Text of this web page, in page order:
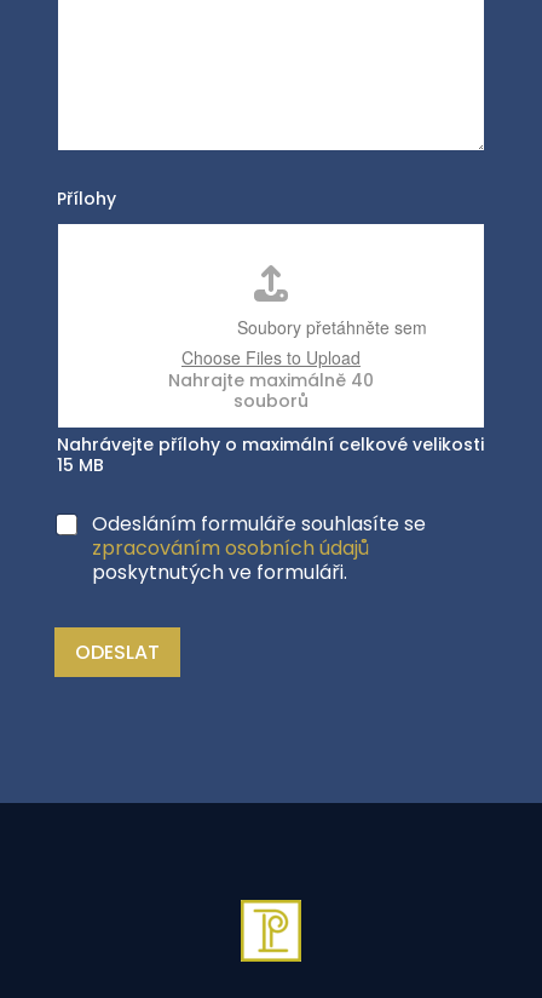
Přílohy
Nahrávejte přílohy o maximální celkové velikosti
15 MB
Odesláním formuláře souhlasíte se
zpracováním osobních údajů
poskytnutých ve formuláři.
ODESLAT